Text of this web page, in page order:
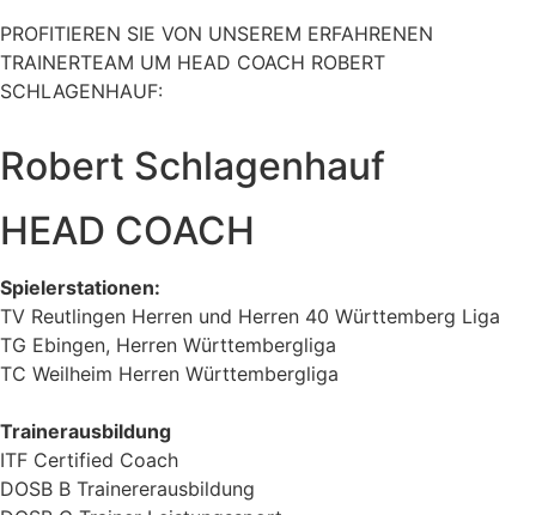
PROFITIEREN SIE VON UNSEREM ERFAHRENEN
TRAINERTEAM UM HEAD COACH ROBERT
SCHLAGENHAUF:
Robert Schlagenhauf
HEAD COACH
Spielerstationen:
TV Reutlingen Herren und Herren 40 Württemberg Liga
TG Ebingen, Herren Württembergliga
TC Weilheim Herren Württembergliga
Trainerausbildung
ITF Certified Coach
DOSB B Trainererausbildung